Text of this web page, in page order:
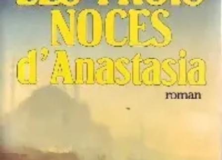
Noces d'Or
Idées et InspirationsDiscours et vœuxCadeaux et
CélébrationActivités et animations
Noces d'Or